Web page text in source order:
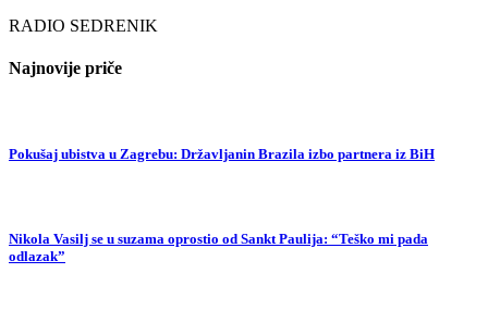
RADIO SEDRENIK
Najnovije priče
Pokušaj ubistva u Zagrebu: Državljanin Brazila izbo partnera iz BiH
Nikola Vasilj se u suzama oprostio od Sankt Paulija: “Teško mi pada
odlazak”